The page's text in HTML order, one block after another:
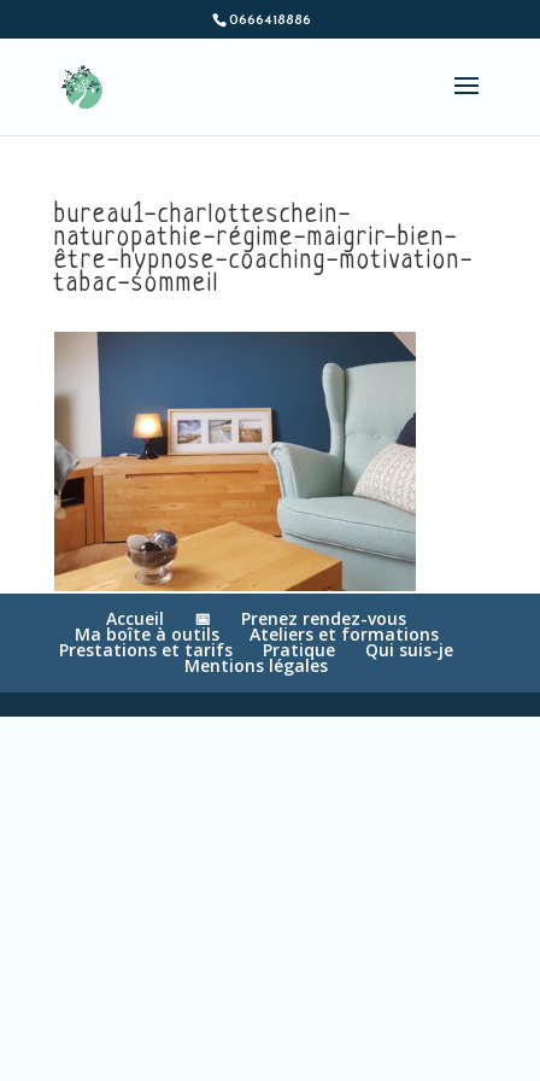
0666418886
bureau1-charlotteschein-
naturopathie-régime-maigrir-bien-
être-hypnose-coaching-motivation-
tabac-sommeil
Accueil 📅 Prenez rendez-vous
Ma boîte à outils Ateliers et formations
Prestations et tarifs Pratique Qui suis-je
Mentions légales